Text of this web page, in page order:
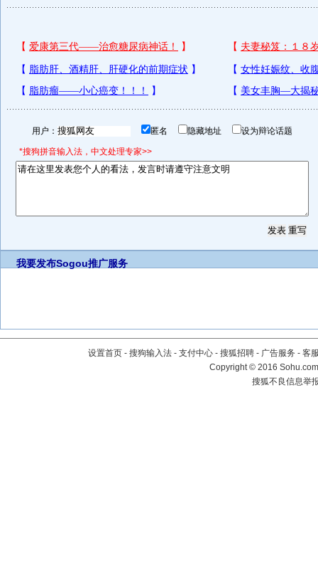
用户： 匿名 隐藏地址 设为辩论话题
*搜狗拼音输入法，中文处理专家>>
我要发布Sogou推广服务
设置首页 - 搜狗输入法 - 支付中心 - 搜狐招聘 - 广告服务 - 客
Copyright©2016
搜狐不良信息举